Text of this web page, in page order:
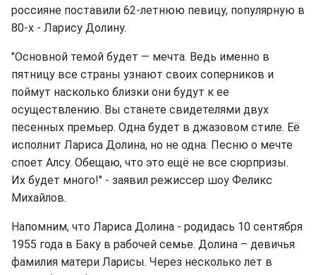
россияне поставили 62-летнюю певицу, популярную в
80-х - Ларису Долину.
"Основной темой будет — мечта. Ведь именно в
пятницу все страны узнают своих соперников и
поймут насколько близки они будут к ее
осуществлению. Вы станете свидетелями двух
песенных премьер. Одна будет в джазовом стиле. Её
исполнит Лариса Долина, но не одна. Песню о мечте
споет Алсу. Обещаю, что это ещё не все сюрпризы.
Их будет много!" - заявил режиссер шоу Феликс
Михайлов.
Напомним, что Лариса Долина - родидась 10 сентября
1955 года в Баку в рабочей семье. Долина – девичья
фамилия матери Ларисы. Через несколько лет в